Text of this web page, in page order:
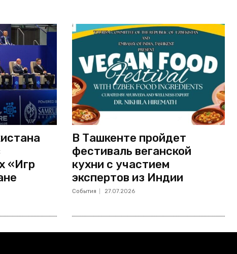
«Игр
В Ташкенте пройдет
фестиваль веганской
кухни с участием
экспертов из Индии
События 27.07.2026